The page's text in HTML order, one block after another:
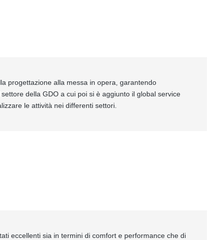
progettazione alla messa in opera, garantendo
della GDO a cui poi si è aggiunto il global service
le attività nei differenti settori.
eccellenti sia in termini di comfort e performance che di